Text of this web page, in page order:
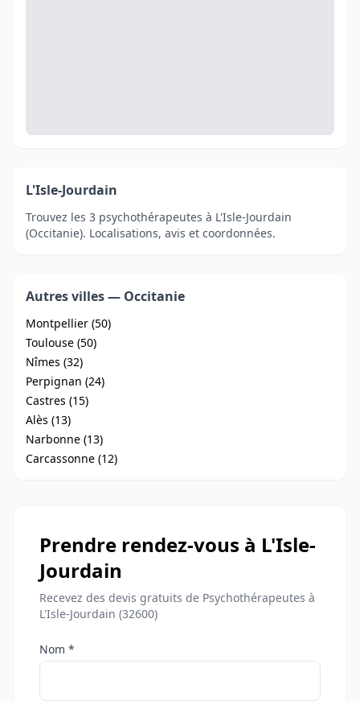
L'Isle-Jourdain
Trouvez les 3 psychothérapeutes à L'Isle-Jourdain
(Occitanie). Localisations, avis et coordonnées.
Autres villes — Occitanie
Montpellier (50)
Toulouse (50)
Nîmes (32)
Perpignan (24)
Castres (15)
Alès (13)
Narbonne (13)
Carcassonne (12)
Prendre rendez-vous à L'Isle-
Jourdain
Recevez des devis gratuits de Psychothérapeutes à
L'Isle-Jourdain (32600)
Nom *